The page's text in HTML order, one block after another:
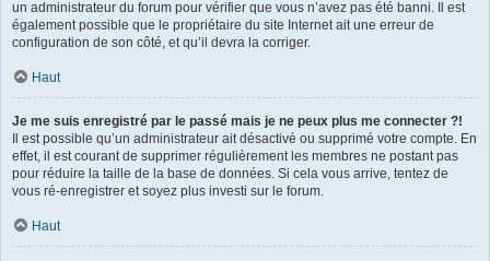
un administrateur du forum pour vérifier que vous n’avez pas été banni. Il est
également possible que le propriétaire du site Internet ait une erreur de
configuration de son côté, et qu’il devra la corriger.
Haut
Je me suis enregistré par le passé mais je ne peux plus me connecter ?!
Il est possible qu’un administrateur ait désactivé ou supprimé votre compte. En
effet, il est courant de supprimer régulièrement les membres ne postant pas
pour réduire la taille de la base de données. Si cela vous arrive, tentez de
vous ré-enregistrer et soyez plus investi sur le forum.
Haut